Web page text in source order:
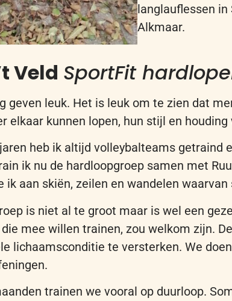
langlauflessen in
Alkmaar.
Veld SportFit
geven leuk. Het is leuk om te zien dat
elkaar kunnen lopen, hun stijl en houding
heb ik altijd volleybalteams getraind
ik nu de hardloopgroep samen met
ik aan skiën, zeilen en wandelen
is niet al te groot maar is wel een
mee willen trainen, zou welkom zijn.
lichaamsconditie te versterken. We
trainen we vooral op duurloop.